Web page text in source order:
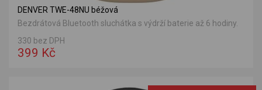
DENVER TWE-48NU béžová
Bezdrátová Bluetooth sluchátka s výdrží baterie až 6 hodiny.
330 bez DPH
399 Kč